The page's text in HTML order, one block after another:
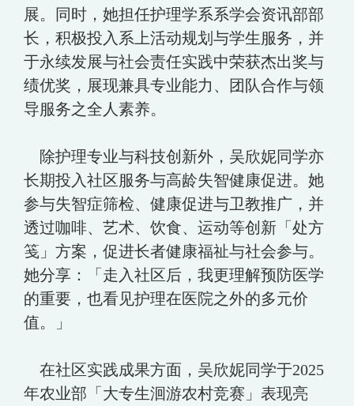
展。同时，她担任护理学系系学会资讯部部
长，积极投入系上活动规划与学生服务，并
于永续发展与社会责任实践中荣获杰出奖与
绩优奖，展现兼具专业能力、团队合作与领
导服务之全人素养。
除护理专业与科技创新外，吴欣妮同学亦
长期投入社区服务与高龄失智健康促进。她
参与失智症筛检、健康促进与卫教推广，并
透过咖啡、艺术、饮食、运动等创新「处方
笺」方案，促进长者健康福祉与社会参与。
她分享：「走入社区后，我更理解预防医学
的重要，也看见护理在医院之外的多元价
值。」
在社区实践成果方面，吴欣妮同学于2025
年农业部「大专生洄游农村竞赛」表现亮